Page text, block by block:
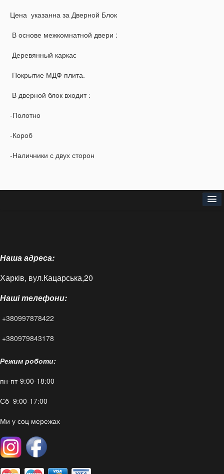
Цена указанна за Дверной Блок
В основе межкомнатной двери :
Деревянный каркас
Покрытие МДФ плита.
В дверной блок входит :
-Полотно
-Короб
-Наличники с двух сторон
Доставка і оплата
Контакти
Статті
FAQ
Наша адреса:
Харків, вул.Кацарська,20
Наші телефони:
+380997878422
+380979843178
Режим роботи:
пн-пт-9:00-18:00
Сб 9:00-17:00
Ми у соц мережах